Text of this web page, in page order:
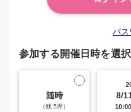
パス
参加する開催日時を選
随時
（残 5席）
8/